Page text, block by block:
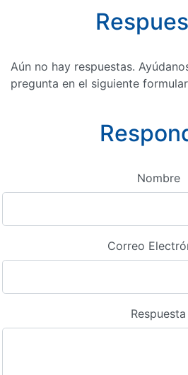
Aún no hay respuestas.
pregunta en el siguiente
Nombre
Correo
Respuesta